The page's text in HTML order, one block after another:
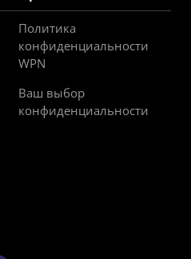
Политика
конфиденциальности
WPN
Ваш выбор
конфиденциальности